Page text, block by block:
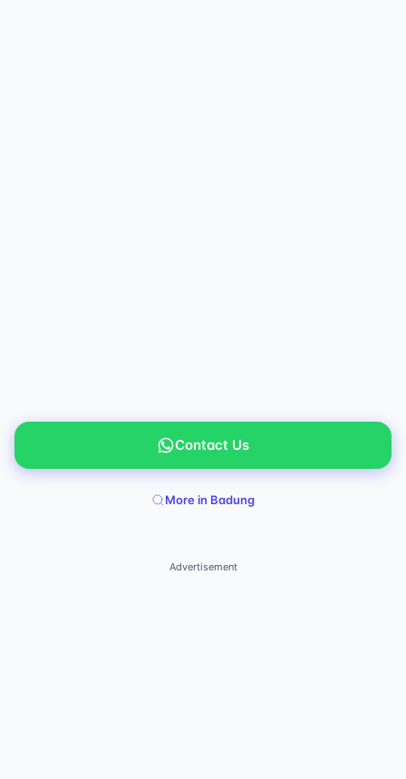
Contact Us
More in Badung
Advertisement